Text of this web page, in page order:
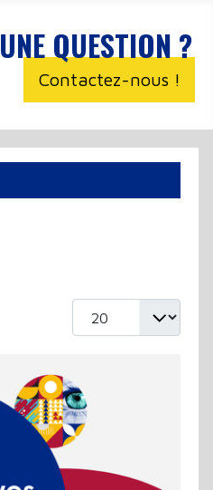
UNE QUESTION ?
Contactez-nous !